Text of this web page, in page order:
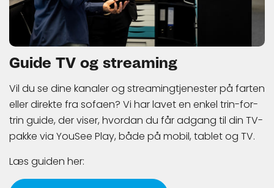
Guide TV og streaming
Vil du se dine kanaler og streamingtjenester på farten
eller direkte fra sofaen? Vi har lavet en enkel trin-for-
trin guide, der viser, hvordan du får adgang til din TV-
pakke via YouSee Play, både på mobil, tablet og TV.
Læs guiden her: